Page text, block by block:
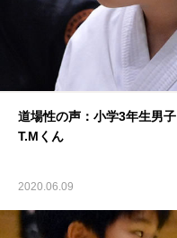
道場性の声：小学3年生男子
T.Mくん
2020.06.09